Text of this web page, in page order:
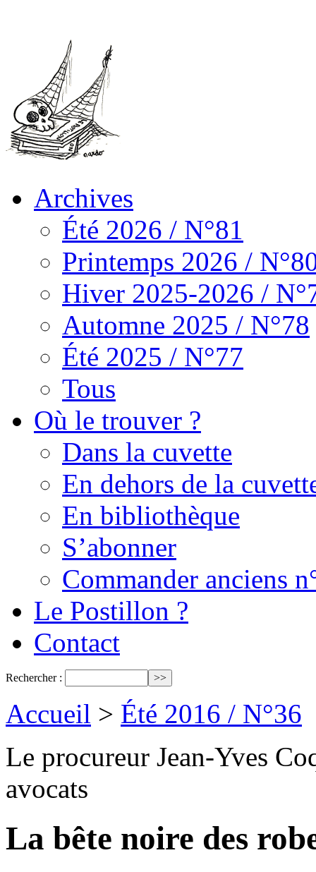
Archives
Été 2026 / N°81
Printemps 2026 /
Hiver 2025-2026 /
Automne 2025 / N°78
Été 2025 / N°77
Tous
Où le trouver ?
Dans la cuvette
En dehors de la
En bibliothèque
S’abonner
Commander anciens
Le Postillon ?
Contact
Rechercher :
Accueil > Été 2016 / N°36
Le procureur Jean-Yves
avocats
La bête noire des